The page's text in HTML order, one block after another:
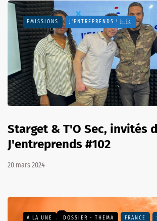
EMISSIONS J'ENTREPRENDS ! 🇫🇷
Starget & T'O Sec, invités
J'entreprends #102
20 mars 2024
A LA UNE DOSSIER - THEMA FRANCE